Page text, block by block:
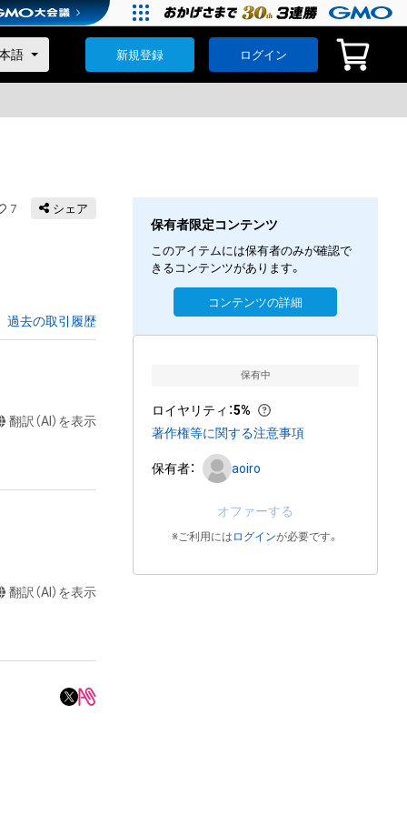
新規登録 ログイン
7 シェア
過去の取引履歴
翻訳（AI）を表示
翻訳（AI）を表示
保有者限定コンテンツ
このアイテムには保有者のみが確認で
きるコンテンツがあります。
コンテンツの詳細
保有中
ロイヤリティ ：5%
著作権等に関する注意事項
保有者： aoiro
オファーする
※ご利用には ログインが必要です。